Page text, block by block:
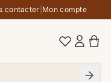
contacter Mon compte